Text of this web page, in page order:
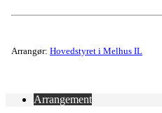
Arrangør: Hovedstyret i Melhus IL
Arrangement